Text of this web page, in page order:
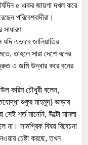
৫ একর জায়গা দখল করে
পরিবেশবাদীরা।
সাধারণ
এভাবে জালিয়াতির
তাহলে সারা দেশে বনের
এ জমি উদ্ধার করে বনের
করিম চৌধুরী বলেন,
শুকুর মাহমুদ) ভাড়ার
শর্ত মানেনি, উল্টো মামলা
সামগ্রিক বিষয় বিবেচনা
চেষ্টা করছে, তখন